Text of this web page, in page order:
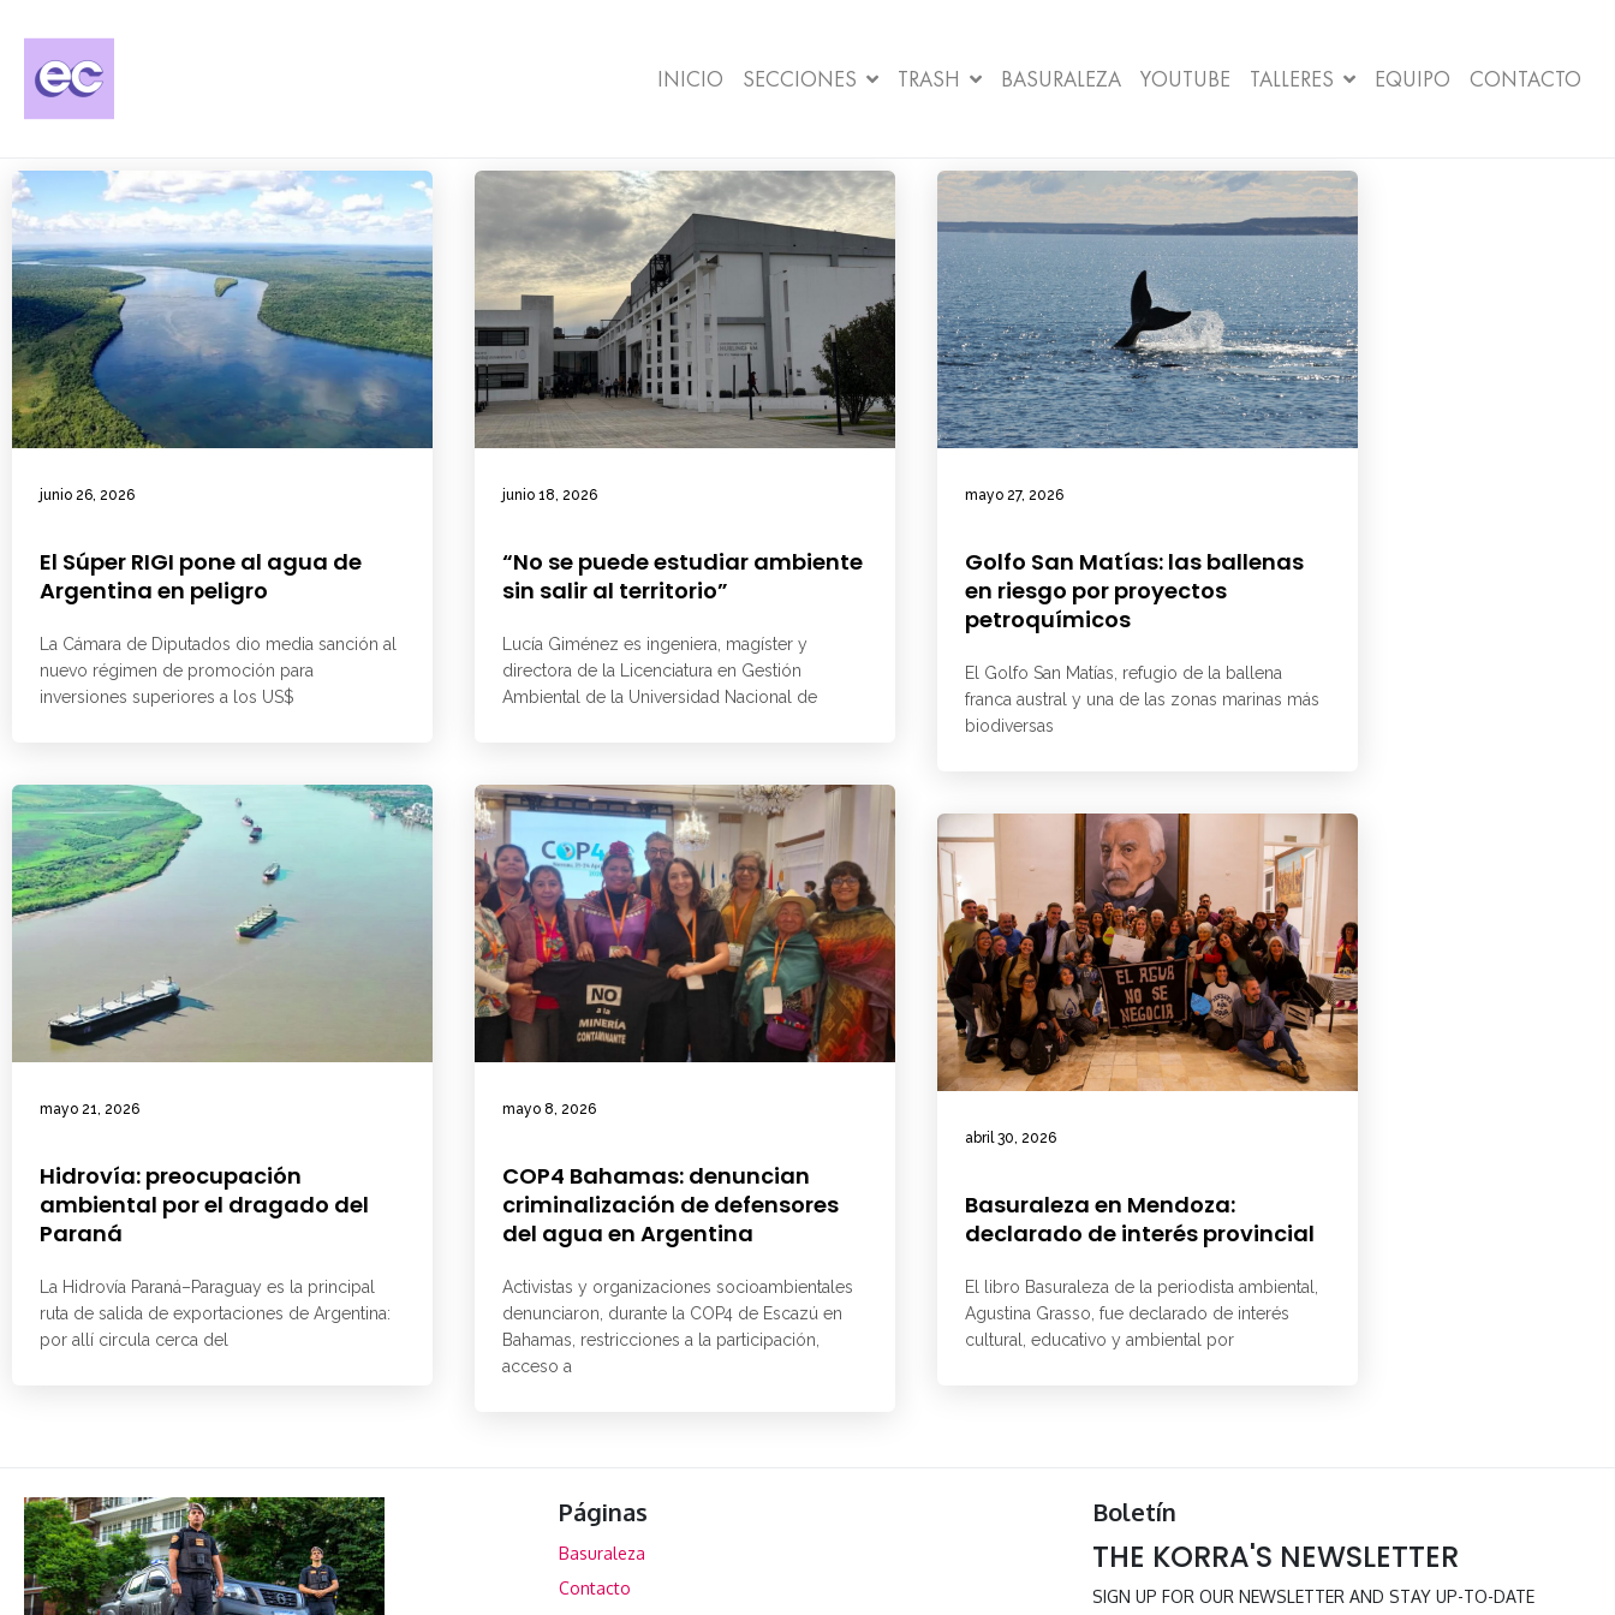
INICIO SECCIONES TRASH BASURALEZA YOUTUBE TALLERES EQUIPO CONTACTO
junio 26, 2026
El Súper RIGI pone al agua de
Argentina en peligro
La Cámara de Diputados dio media sanción al
nuevo régimen de promoción para
inversiones superiores a los US$
junio 18, 2026
“No se puede estudiar ambiente
sin salir al territorio”
Lucía Giménez es ingeniera, magíster y
directora de la Licenciatura en Gestión
Ambiental de la Universidad Nacional de
mayo 27, 2026
Golfo San Matías: las ballenas
en riesgo por proyectos
petroquímicos
El Golfo San Matías, refugio de la ballena
franca austral y una de las zonas marinas más
biodiversas
mayo 21, 2026
Hidrovía: preocupación
ambiental por el dragado del
Paraná
La Hidrovía Paraná–Paraguay es la principal
ruta de salida de exportaciones de Argentina:
por allí circula cerca del
mayo 8, 2026
COP4 Bahamas: denuncian
criminalización de defensores
del agua en Argentina
Activistas y organizaciones socioambientales
denunciaron, durante la COP4 de Escazú en
Bahamas, restricciones a la participación,
acceso a
abril 30, 2026
Basuraleza en Mendoza:
declarado de interés provincial
El libro Basuraleza de la periodista ambiental,
Agustina Grasso, fue declarado de interés
cultural, educativo y ambiental por
Páginas
Basuraleza
Contacto
Boletín
THE KORRA'S NEWSLETTER
SIGN UP FOR OUR NEWSLETTER AND STAY UP-TO-DATE